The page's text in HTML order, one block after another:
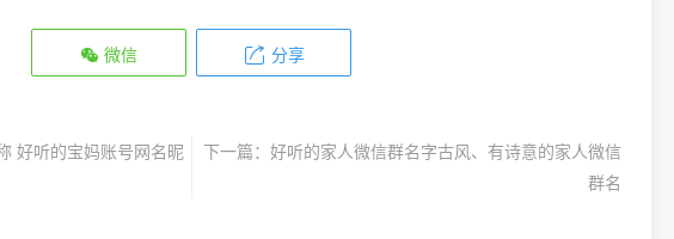
微信 分享
好听的宝妈账号网名昵
下一篇： 好听的家人微信群名字古风、有诗意的家人微信
群名